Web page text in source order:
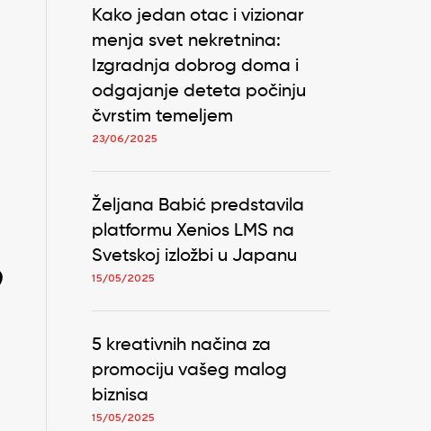
Kako jedan otac i vizionar
menja svet nekretnina:
Izgradnja dobrog doma i
odgajanje deteta počinju
čvrstim temeljem
23/06/2025
Željana Babić predstavila
platformu Xenios LMS na
Svetskoj izložbi u Japanu
15/05/2025
5 kreativnih načina za
promociju vašeg malog
biznisa
15/05/2025